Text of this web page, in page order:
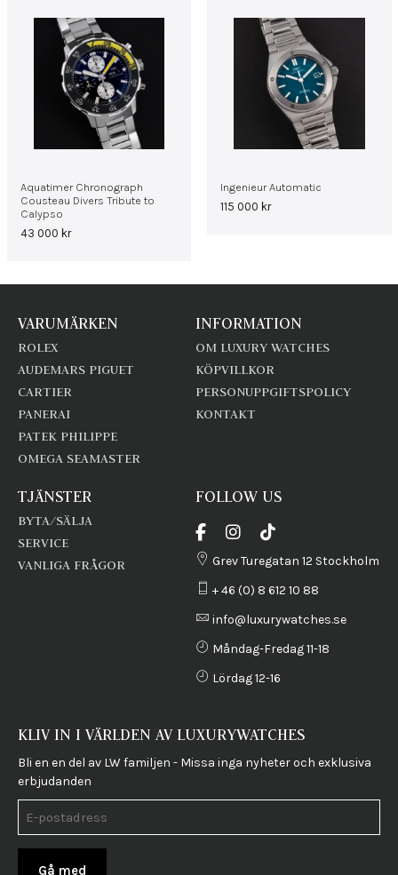
Aquatimer Chronograph
Cousteau Divers Tribute to
Calypso
43 000 kr
Ingenieur Automatic
115 000 kr
VARUMÄRKEN
ROLEX
AUDEMARS PIGUET
CARTIER
PANERAI
PATEK PHILIPPE
OMEGA SEAMASTER
INFORMATION
OM LUXURY WATCHES
KÖPVILLKOR
PERSONUPPGIFTSPOLICY
KONTAKT
TJÄNSTER
BYTA/SÄLJA
SERVICE
VANLIGA FRÅGOR
FOLLOW US
Grev Turegatan 12 Stockholm
+ 46 (0) 8 612 10 88
info@luxurywatches.se
Måndag-Fredag 11-18
Lördag 12-16
KLIV IN I VÄRLDEN AV LUXURYWATCHES
Bli en en del av LW familjen - Missa inga nyheter och exklusiva
erbjudanden
Gå med